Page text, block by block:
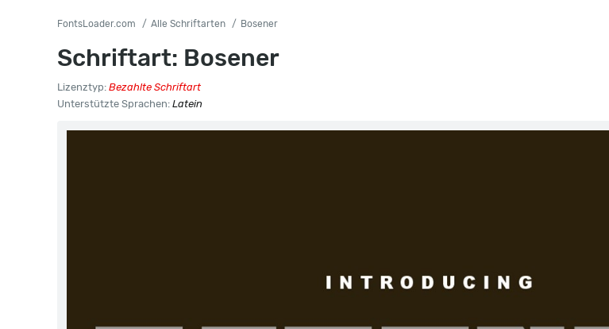
FontsLoader.com Alle Schriftarten Bosener
Schriftart: Bosener
Lizenztyp: Bezahlte Schriftart
Unterstützte Sprachen: Latein